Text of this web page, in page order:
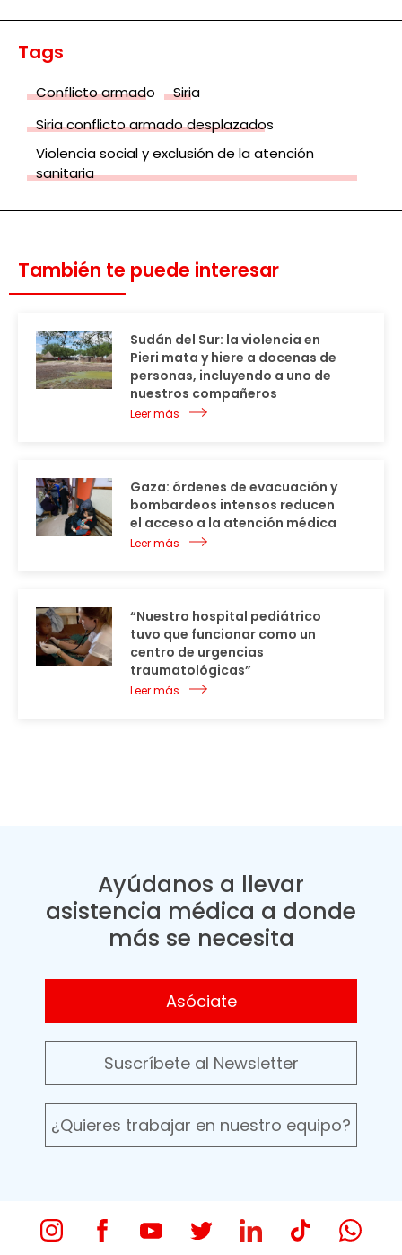
Tags
Conflicto armado
Siria
Siria conflicto armado desplazados
Violencia social y exclusión de la atención
sanitaria
También te puede interesar
Sudán del Sur: la violencia en
Pieri mata y hiere a docenas de
personas, incluyendo a uno de
nuestros compañeros
Leer más
Gaza: órdenes de evacuación y
bombardeos intensos reducen
el acceso a la atención médica
Leer más
“Nuestro hospital pediátrico
tuvo que funcionar como un
centro de urgencias
traumatológicas”
Leer más
Ayúdanos a llevar
asistencia médica a donde
más se necesita
Asóciate
Suscríbete al Newsletter
¿Quieres trabajar en nuestro equipo?